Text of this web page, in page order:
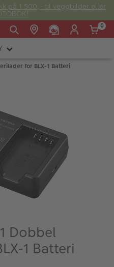
på 1 500,- til veggbilder eller
20:00
Søndag: 20:00
E-post:
kundeservice@japanphoto.no
0
for BLX-1 Batteri
Dobbel
1 Batteri